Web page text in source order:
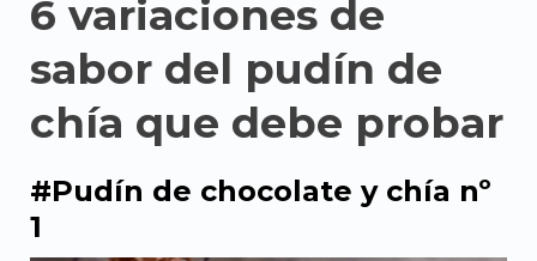
6 variaciones de
sabor del pudín de
chía que debe probar
#Pudín de chocolate y chía nº
1